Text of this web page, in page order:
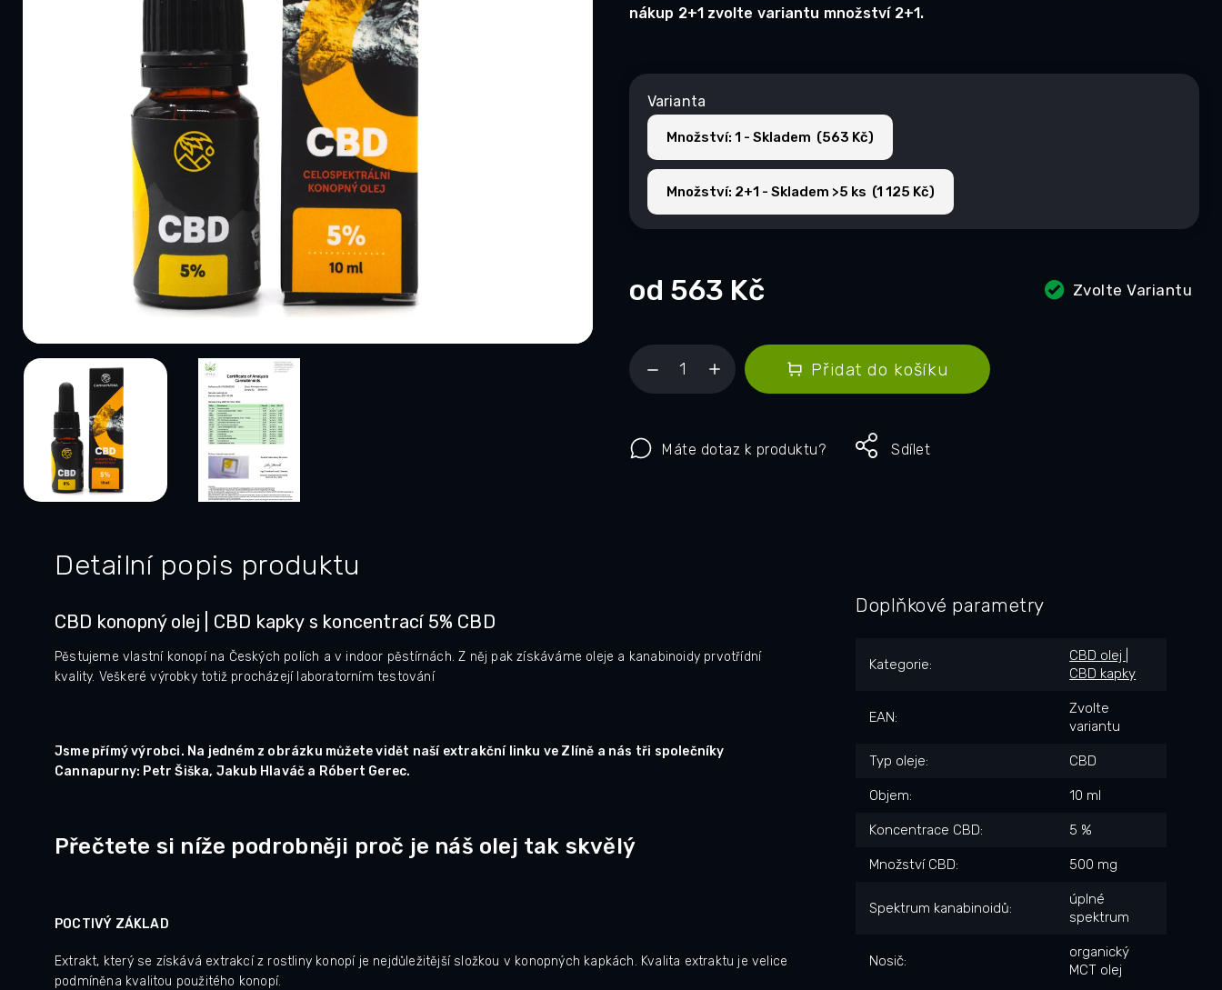
od 563 Kč Zvolte Variantu
Přidat do košíku
Varianta
Množství: 1 - Skladem (563 Kč)
Množství: 2+1 - Skladem >5 ks (1 125 Kč)
nákup 2+1 zvolte variantu množství 2+1.
Máte dotaz k produktu? Sdílet
Detailní popis produktu
CBD konopný olej | CBD kapky s koncentrací 5% CBD
Pěstujeme vlastní konopí na Českých polích a v indoor pěstírnách. Z něj pak získáváme oleje a kanabinoidy prvotřídní
kvality. Veškeré výrobky totiž procházejí laboratorním testování
Jsme přímý výrobci. Na jedném z obrázku můžete vidět naší extrakční linku ve Zlíně a nás tři společníky
Cannapurny: Petr Šiška, Jakub Hlaváč a Róbert Gerec.
Přečtete si níže podrobněji proč je náš olej tak skvělý
POCTIVÝ ZÁKLAD
Extrakt, který se získává extrakcí z rostliny konopí je nejdůležitější složkou v konopných kapkách. Kvalita extraktu je velice
podmíněna kvalitou použitého konopí.
Doplňkové parametry
Kategorie:
CBD olej |
CBD kapky
EAN:
Zvolte
variantu
Typ oleje: CBD
Objem: 10 ml
Koncentrace CBD: 5 %
Množství CBD: 500 mg
Spektrum kanabinoidů:
úplné
spektrum
Nosič:
organický
MCT olej